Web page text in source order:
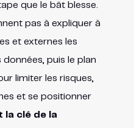
que le bât blesse.
pas à expliquer à
et externes les
puis le plan
limiter les risques,
et se positionner
la clé de la